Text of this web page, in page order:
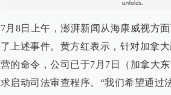
7月8日上午，澎湃新闻从海康威视方
了上述事件。黄方红表示，针对加拿
营的命令，公司已于7月7日（加拿大
求启动司法审查程序。“我们希望通过